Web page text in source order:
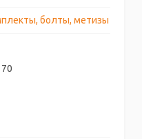
болты, метизы